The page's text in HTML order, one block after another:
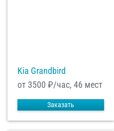
Kia Grandbird
от 3500 ₽/час, 46 мест
Заказать